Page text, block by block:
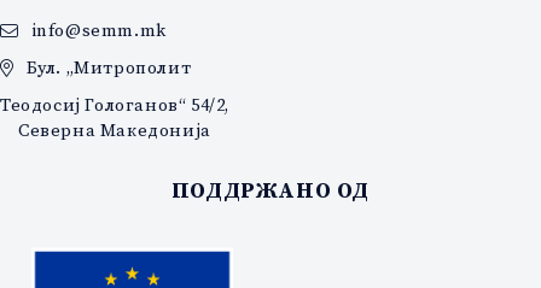
info@semm.mk
Бул. „Митрополит
Теодосиј Гологанов“ 54/2,
Северна Македонија
ПОДДРЖАНО ОД